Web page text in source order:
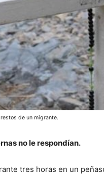
de un migrante.
no le respondían.
tres horas en un